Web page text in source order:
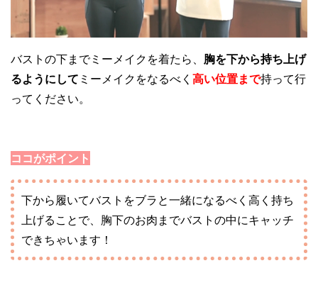
バストの下までミーメイクを着たら、 胸を下から持ち上げ
るようにして ミーメイクをなるべく 高い位置まで持って行
ってください。
ココがポイント
下から履いてバストをブラと一緒になるべく高く持ち
上げることで、胸下のお肉までバストの中にキャッチ
できちゃいます！